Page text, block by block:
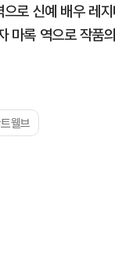
로 신예 배우 레
마록 역으로 작품
웰브